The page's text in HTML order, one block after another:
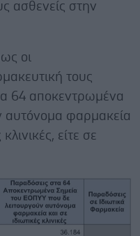
ασθενείς στην
οι
τους
64 αποκεντρωμένα
αυτόνομα φαρμακεία
είτε σε